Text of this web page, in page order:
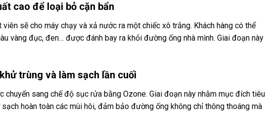
cao để loại bỏ cặn bẩn
sẽ cho máy chạy và xả nước ra một chiếc xô trắng. Khách hàng có thể
vàng đục, đen… được đánh bay ra khỏi đường ống nhà mình. Giai đoạn này
trùng và làm sạch lần cuối
sang chế độ sục rửa bằng Ozone. Giai đoạn này nhằm mục đích tiêu
hoàn toàn các mùi hôi, đảm bảo đường ống không chỉ thông thoáng mà